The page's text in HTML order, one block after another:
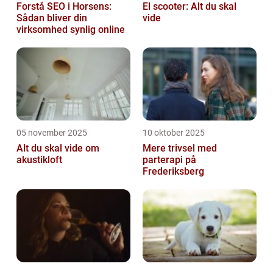
Forstå SEO i Horsens:
Sådan bliver din
virksomhed synlig online
El scooter: Alt du skal
vide
05 november 2025
Alt du skal vide om
akustikloft
10 oktober 2025
Mere trivsel med
parterapi på
Frederiksberg